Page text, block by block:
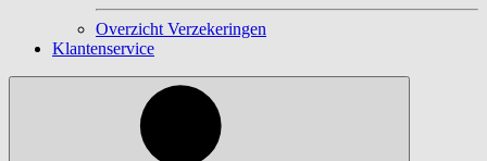
Overzicht Verzekeringen
Klantenservice